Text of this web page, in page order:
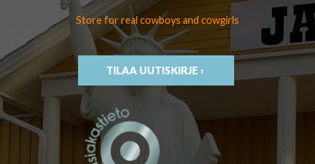
Store for real cowboys and cowgirls
TILAA UUTISKIRJE ›